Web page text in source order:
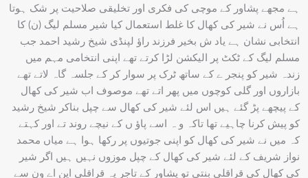
ہے مجھے پشاور کے موچی کی فکری اور تخلیقی صلاحیت پر شک ہوتا
ہے اُس نے شیر کی کھال کا غلط استعمال کیا شیر مسلم لیگ (ن) کا
انتخابی نشان ہے یاد ش بخیر فرزند راؤ لپنڈی شیخ رشید احمد جب
مسلم لیگ کے ٹکٹ پر الیکشن لڑا کرتے تھے اپنی انتخامی مہم میں
زندہ شیر کو پنجر ے کے ساتھ ٹرک پر سوار کر کے جلسہ گاہ لاتے تھے
بازاروں اور گلی کوچوں میں پھر اتے تھے موصوف اب شیر کی کھال
کے پیچھے پڑ گئے ہیں اس لئے شیر کی کھال سے چپل بناکر شیخ رشید
کو پیش کرنا چاہیے تھا تاکہ و ہ اسے پاؤ ں کے نیچے روند تے اور کہتے
کہ میں نے شیر کی کھال کو اپنی جوتیوں پر رکھا ہوا ہے میاں محمد
نواز شریف کے لئے شیر کی کھال کے چپل موزوں نہیں ہیں اگر شیر
کی کھال کی قراقلی بنتی تو پشاور کے تاجر یہ قراقلی این اے ون سے